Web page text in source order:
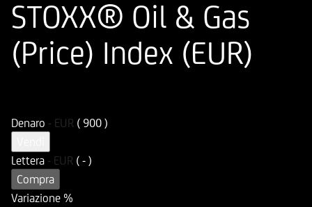
STOXX® Oil & Gas
(Price) Index (EUR)
Denaro - EUR ( 900 )
Lettera - EUR ( - )
Compra
Variazione %